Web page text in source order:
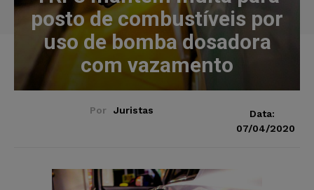
posto de combustíveis por
uso de bomba dosadora
com vazamento
Por Juristas
Data:
07/04/2020